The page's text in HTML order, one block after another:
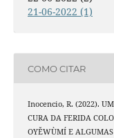
21-06-2022 (1)
COMO CITAR
Inocencio, R. (2022).
CURA DA FERIDA
OYĚWÙMÍ E ALGUMAS